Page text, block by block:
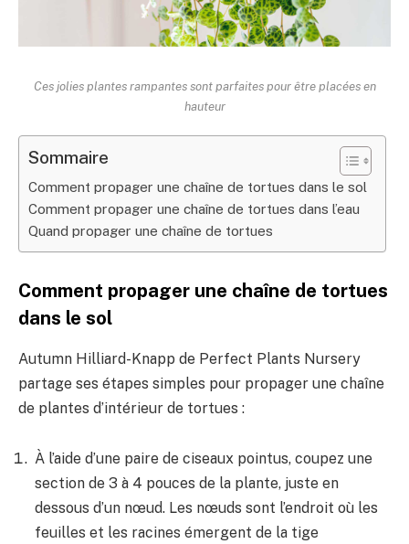
Ces jolies plantes rampantes sont parfaites pour être placées en
hauteur
Sommaire
Comment propager une chaîne de tortues dans le sol
Comment propager une chaîne de tortues dans l’eau
Quand propager une chaîne de tortues
Comment propager une chaîne de tortues
dans le sol
Autumn Hilliard-Knapp de Perfect Plants Nursery
partage ses étapes simples pour propager une chaîne
de plantes d’intérieur de tortues :
À l’aide d’une paire de ciseaux pointus, coupez une
section de 3 à 4 pouces de la plante, juste en
dessous d’un nœud. Les nœuds sont l’endroit où les
feuilles et les racines émergent de la tige